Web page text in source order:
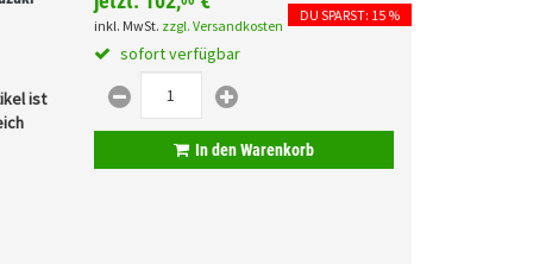
ist
DU SPARST: 15 %
inkl. MwSt. zzgl. Versandkosten
sofort verfügbar
In den Warenkorb